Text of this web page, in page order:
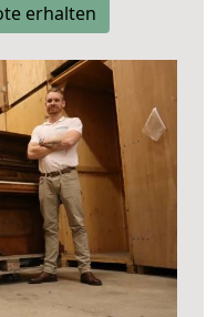
erhalten